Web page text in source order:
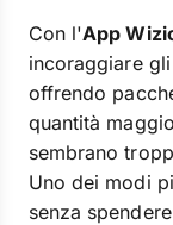
Con l'App
incoraggiare
offrendo
quantità
sembrano
Uno dei modi
senza